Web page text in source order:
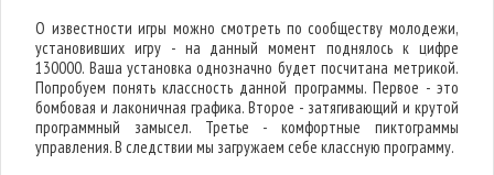
О известности игры можно смотреть по сообществу молодежи,
установивших игру - на данный момент поднялось к цифре
130000. Ваша установка однозначно будет посчитана метрикой.
Попробуем понять классность данной программы. Первое - это
бомбовая и лаконичная графика. Второе - затягивающий и крутой
программный замысел. Третье - комфортные пиктограммы
управления. В следствии мы загружаем себе классную программу.